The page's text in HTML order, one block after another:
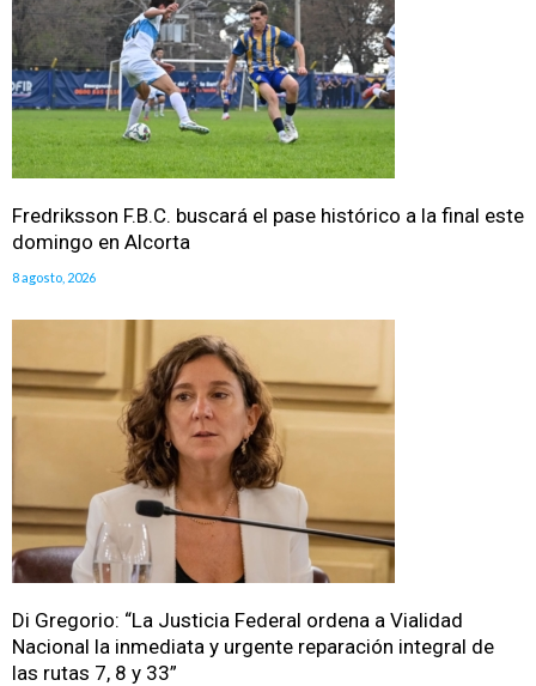
Fredriksson F.B.C. buscará el pase histórico a la final este
domingo en Alcorta
8 agosto, 2026
Di Gregorio: “La Justicia Federal ordena a Vialidad
Nacional la inmediata y urgente reparación integral de
las rutas 7, 8 y 33”